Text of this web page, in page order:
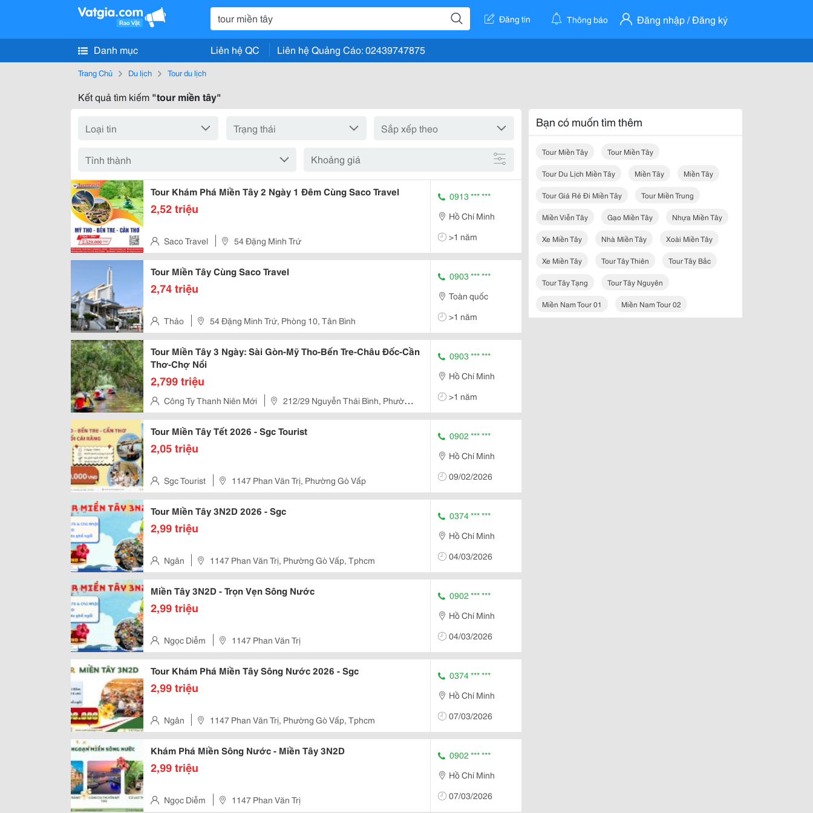
Đăng tin Thông báo Đăng nhập / Đăng ký
Danh mục Liên hệ QC Liên hệ Quảng Cáo: 02439747875
Trang Chủ Du lịch Tour du lịch
Kết quả tìm kiếm "tour miền tây"
Khoảng giá
Tour Khám Phá Miền Tây 2 Ngày 1 Đêm Cùng Saco Travel
2,52 triệu
Saco Travel 54 Đặng Minh Trứ
0913 *** ***
Hồ Chí Minh
>1 năm
Tour Miền Tây Cùng Saco Travel
2,74 triệu
Thảo 54 Đặng Minh Trứ, Phòng 10, Tân Bình
0903 *** ***
Toàn quốc
>1 năm
Tour Miền Tây 3 Ngày: Sài Gòn-Mỹ Tho-Bến Tre-Châu Đốc-Cần
Thơ-Chợ Nổi
2,799 triệu
Công Ty Thanh Niên Mới
212/29 Nguyễn Thái Bình, Phường
12, Tân Bình, Hồ Chí Minh, Việt Nam
0903 *** ***
Hồ Chí Minh
>1 năm
Tour Miền Tây Tết 2026 - Sgc Tourist
2,05 triệu
Sgc Tourist 1147 Phan Văn Trị, Phường Gò Vấp
0902 *** ***
Hồ Chí Minh
09/02/2026
Tour Miền Tây 3N2D 2026 - Sgc
2,99 triệu
Ngân 1147 Phan Văn Trị, Phường Gò Vấp, Tphcm
0374 *** ***
Hồ Chí Minh
04/03/2026
Miền Tây 3N2D - Trọn Vẹn Sông Nước
2,99 triệu
Ngọc Diễm 1147 Phan Văn Trị
0902 *** ***
Hồ Chí Minh
04/03/2026
Tour Khám Phá Miền Tây Sông Nước 2026 - Sgc
2,99 triệu
Ngân 1147 Phan Văn Trị, Phường Gò Vấp, Tphcm
0374 *** ***
Hồ Chí Minh
07/03/2026
Khám Phá Miền Sông Nước - Miền Tây 3N2D
2,99 triệu
Ngọc Diễm 1147 Phan Văn Trị
0902 *** ***
Hồ Chí Minh
07/03/2026
Bạn có muốn tìm thêm
Tour Miền Tây Tour Miền Tây
Tour Du Lịch Miền Tây Miền Tây Miền Tây
Tour Giá Rẻ Đi Miền Tây Tour Miền Trung
Miền Viễn Tây Gạo Miền Tây Nhựa Miền Tây
Xe Miền Tây Nhà Miền Tây Xoài Miền Tây
Xe Miền Tây Tour Tây Thiên Tour Tây Bắc
Tour Tây Tạng Tour Tây Nguyên
Miền Nam Tour 01 Miền Nam Tour 02